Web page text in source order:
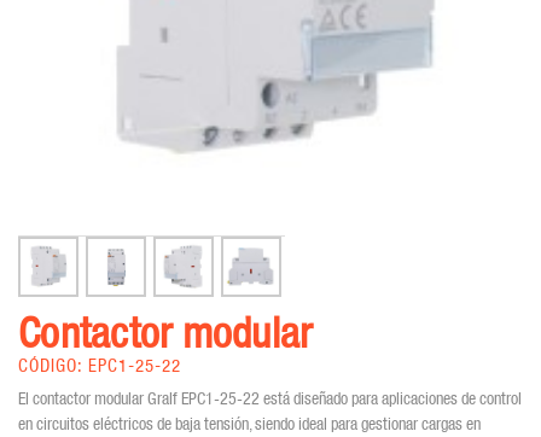
Contactor modular
CÓDIGO: EPC1-25-22
El contactor modular Gralf EPC1-25-22 está diseñado para aplicaciones de control
en circuitos eléctricos de baja tensión, siendo ideal para gestionar cargas en